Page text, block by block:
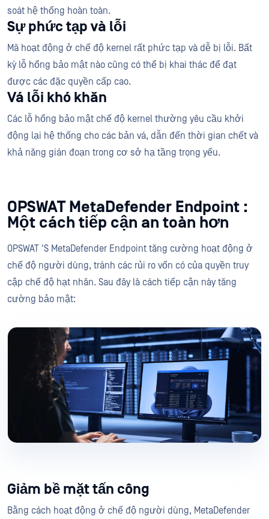
soát hệ thống hoàn toàn.
Sự phức tạp và lỗi
Mã hoạt động ở chế độ kernel rất phức tạp và dễ bị lỗi. Bất
kỳ lỗ hổng bảo mật nào cũng có thể bị khai thác để đạt
được các đặc quyền cấp cao.
Vá lỗi khó khăn
Các lỗ hổng bảo mật chế độ kernel thường yêu cầu khởi
động lại hệ thống cho các bản vá, dẫn đến thời gian chết và
khả năng gián đoạn trong cơ sở hạ tầng trọng yếu.
OPSWAT MetaDefender Endpoint :
Một cách tiếp cận an toàn hơn
OPSWAT 'S MetaDefender Endpoint tăng cường hoạt động ở
chế độ người dùng, tránh các rủi ro vốn có của quyền truy
cập chế độ hạt nhân. Sau đây là cách tiếp cận này tăng
cường bảo mật:
Giảm bề mặt tấn công
Bằng cách hoạt động ở chế độ người dùng, MetaDefender